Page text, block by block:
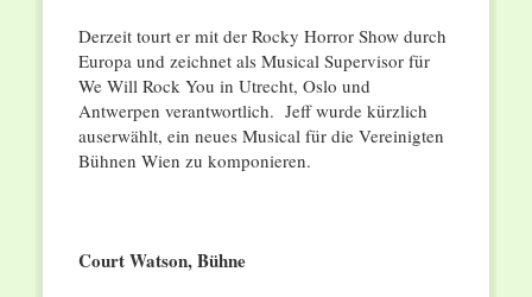
Derzeit tourt er mit der Rocky Horror Show durch
Europa und zeichnet als Musical Supervisor für
We Will Rock You in Utrecht, Oslo und
Antwerpen verantwortlich. Jeff wurde kürzlich
auserwählt, ein neues Musical für die Vereinigten
Bühnen Wien zu komponieren.
Court Watson, Bühne